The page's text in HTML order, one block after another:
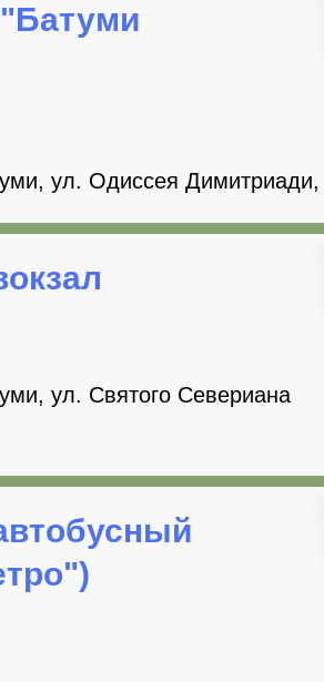
ул. Одиссея
ул. Святого Севериана